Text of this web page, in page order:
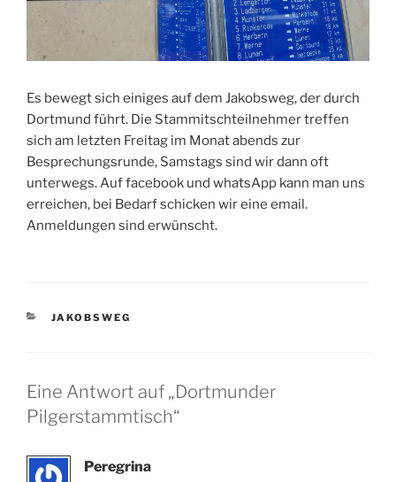
Es bewegt sich einiges auf dem Jakobsweg, der durch
Dortmund führt. Die Stammitschteilnehmer treffen
sich am letzten Freitag im Monat abends zur
Besprechungsrunde, Samstags sind wir dann oft
unterwegs. Auf facebook und whatsApp kann man uns
erreichen, bei Bedarf schicken wir eine email.
Anmeldungen sind erwünscht.
KATEGORIEN
JAKOBSWEG
Eine Antwort auf „Dortmunder
Pilgerstammtisch“
Peregrina